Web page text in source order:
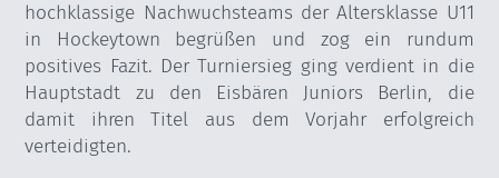
hochklassige Nachwuchsteams der Altersklasse U11
in Hockeytown begrüßen und zog ein rundum
positives Fazit. Der Turniersieg ging verdient in die
Hauptstadt zu den Eisbären Juniors Berlin, die
damit ihren Titel aus dem Vorjahr erfolgreich
verteidigten.